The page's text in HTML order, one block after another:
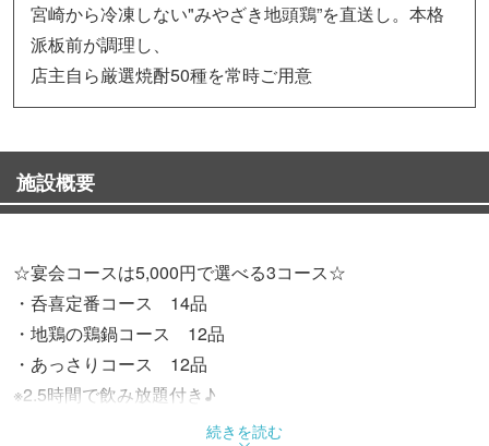
宮崎から冷凍しない"みやざき地頭鶏”を直送し。本格
派板前が調理し、
店主自ら厳選焼酎50種を常時ご用意
施設概要
☆宴会コースは5,000円で選べる3コース☆
・呑喜定番コース 14品
・地鶏の鶏鍋コース 12品
・あっさりコース 12品
※2.5時間で飲み放題付き♪
続きを読む